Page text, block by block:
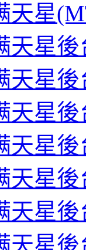
天星
天星
天星
天星
天星
天星
天星
天星